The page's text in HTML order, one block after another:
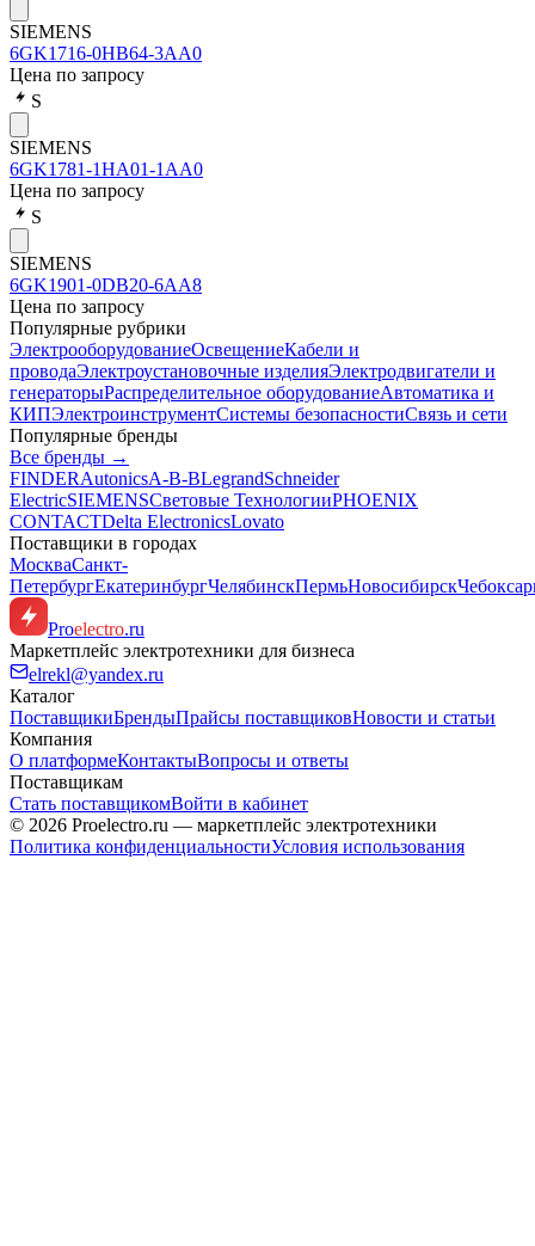
SIEMENS
6GK1716-0HB64-3AA0
Цена по запросу
S
SIEMENS
6GK1781-1HA01-1AA0
Цена по запросу
S
SIEMENS
6GK1901-0DB20-6AA8
Цена по запросу
Популярные рубрики
ЭлектрооборудованиеОсвещениеКабели и
проводаЭлектроустановочные изделияЭлектродвигатели и
генераторыРаспределительное оборудованиеАвтоматика и
КИПЭлектроинструментСистемы безопасностиСвязь и сети
Популярные бренды
Все бренды →
FINDERAutonicsA-B-BLegrandSchneider
ElectricSIEMENSСветовые ТехнологииPHOENIX
CONTACTDelta ElectronicsLovato
Поставщики в городах
МоскваСанкт-
ПетербургЕкатеринбургЧелябинскПермьНовосибирск
Proelectro.ru
Маркетплейс электротехники для бизнеса
elrekl@yandex.ru
Каталог
ПоставщикиБрендыПрайсы поставщиковНовости и статьи
Компания
О платформеКонтактыВопросы и ответы
Поставщикам
Стать поставщикомВойти в кабинет
© 2026 Proelectro.ru — маркетплейс электротехники
Политика конфиденциальностиУсловия использования